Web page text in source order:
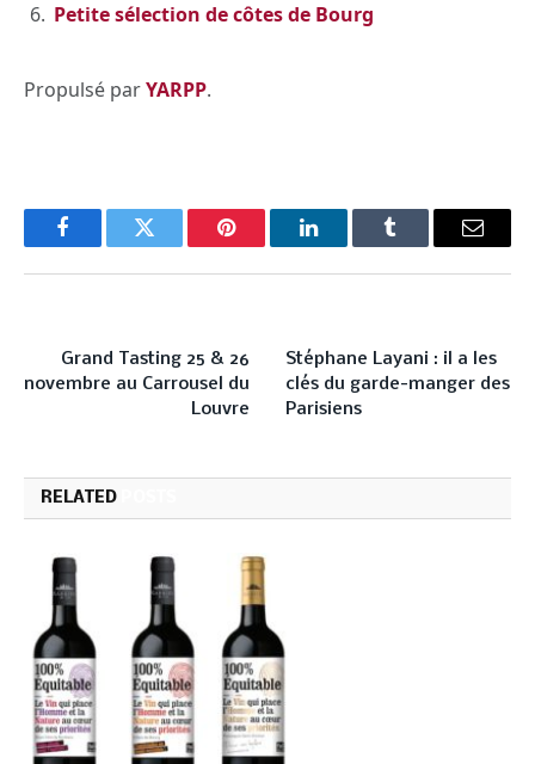
Petite sélection de côtes de Bourg
Propulsé parYARPP.
FacebookTwitter Pinterest LinkedInTumblr Email
Grand Tasting 25 & 26
novembre au Carrousel du
Louvre
Stéphane Layani : il a les
clés du garde-manger des
Parisiens
RELATED